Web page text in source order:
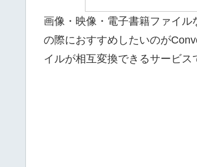
or
with
画像・映像・電子書籍ファイ
の際におすすめしたいのが
イルが相互変換できるサービス